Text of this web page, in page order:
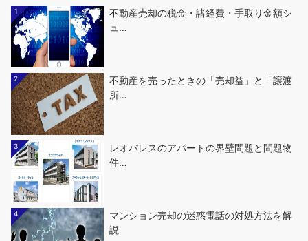
1
不動産売却の税金・諸経費・手取り金額シ
ュ…
2
不動産を売ったときの「売却益」と「譲渡
所…
3
レオパレスのアパートの界壁問題と問題物
件…
4
マンション売却の迷惑電話の対処方法を解
説